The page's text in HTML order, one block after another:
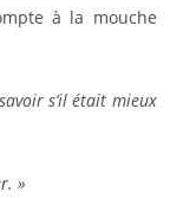
à la mouche
s’il était mieux
»